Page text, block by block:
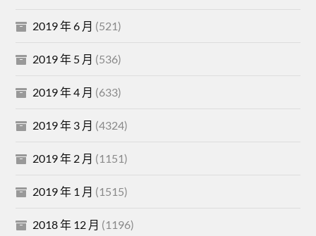
2019 年 6 月 (521)
2019 年 5 月 (536)
2019 年 4 月 (633)
2019 年 3 月 (4324)
2019 年 2 月 (1151)
2019 年 1 月 (1515)
2018 年 12 月 (1196)